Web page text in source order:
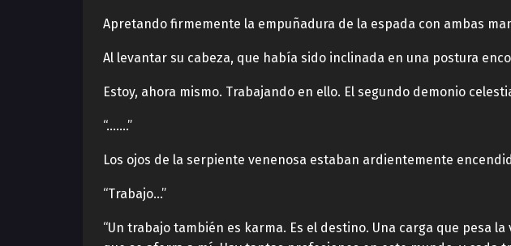
Apretando firmemente la empuñadura de la espada con ambas
Al levantar su cabeza, que había sido inclinada en una postura
Estoy, ahora mismo. Trabajando en ello. El segundo demonio
“…….”
Los ojos de la serpiente venenosa estaban ardientemente
“Trabajo…”
“Un trabajo también es karma. Es el destino. Una carga que pesa